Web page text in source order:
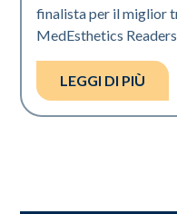
finalista per il miglior
MedEsthetics
LEGGI DI PIÙ